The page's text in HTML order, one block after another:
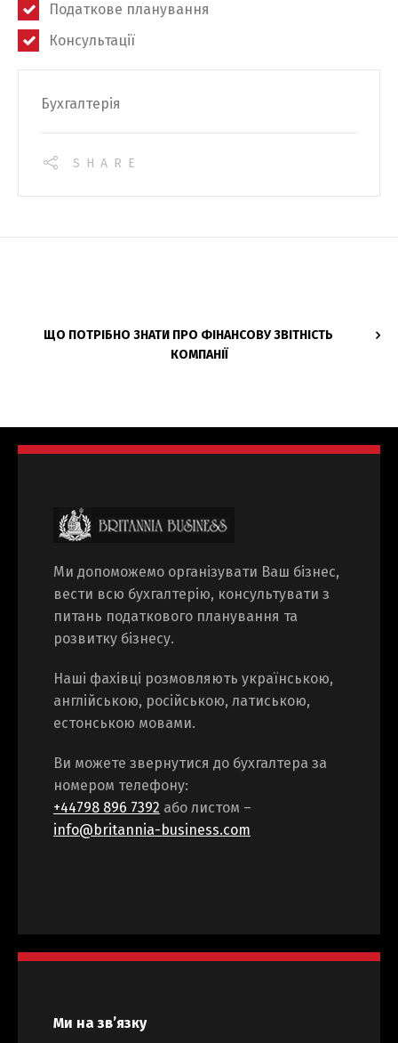
Податкове планування
Консультації
Бухгалтерія
SHARE
ЩО ПОТРІБНО ЗНАТИ ПРО ФІНАНСОВУ ЗВІТНІСТЬ
КОМПАНІЇ
Ми допоможемо організувати Ваш бізнес,
вести всю бухгалтерію, консультувати з
питань податкового планування та
розвитку бізнесу.
Наші фахівці розмовляють українською,
англійською, російською, латиською,
естонською мовами.
Ви можете звернутися до бухгалтера за
номером телефону:
+44798 896 7392 або листом –
info@britannia-business.com
Ми на зв’язку
Switch The Language
Русский English